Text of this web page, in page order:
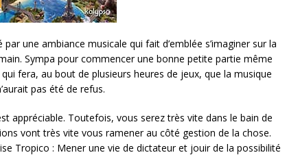
une ambiance musicale qui fait d’emblée s’imaginer sur la
Sympa pour commencer une bonne petite partie même
fera, au bout de plusieurs heures de jeux, que la musique
pas été de refus.
appréciable. Toutefois, vous serez très vite dans le bain de
vont très vite vous ramener au côté gestion de la chose.
Tropico : Mener une vie de dictateur et jouir de la possibilité